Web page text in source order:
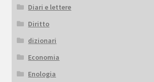
Diari e lettere
Diritto
dizionari
Economia
Enologia